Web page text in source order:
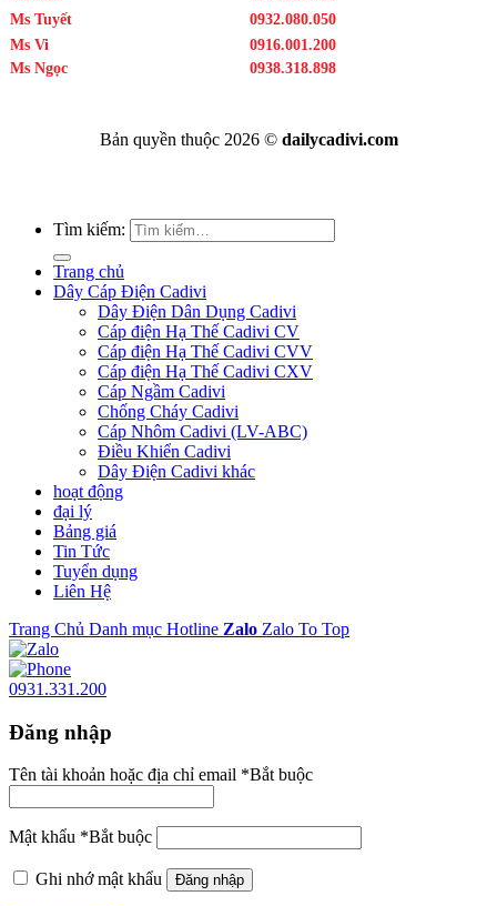
Ms Tuyết
0932.080.050
Ms Vi
0916.001.200
Ms Ngọc
0938.318.898
Bản quyền thuộc 2026 © dailycadivi.com
Tìm kiếm:
Trang chủ
Dây Cáp Điện Cadivi
Dây Điện Dân Dụng Cadivi
Cáp điện Hạ Thế Cadivi CV
Cáp điện Hạ Thế Cadivi CVV
Cáp điện Hạ Thế Cadivi CXV
Cáp Ngầm Cadivi
Chống Cháy Cadivi
Cáp Nhôm Cadivi (LV-ABC)
Điều Khiển Cadivi
Dây Điện Cadivi khác
hoạt động
đại lý
Bảng giá
Tin Tức
Tuyển dụng
Liên Hệ
Trang Chủ Danh mục Hotline Zalo Zalo To Top
0931.331.200
Đăng nhập
Tên tài khoản hoặc địa chỉ email *Bắt buộc
Mật khẩu *Bắt buộc
Ghi nhớ mật khẩu Đăng nhập